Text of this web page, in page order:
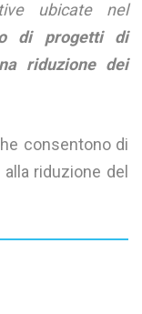
ubicate nel
di progetti di
riduzione dei
consentono di
riduzione del